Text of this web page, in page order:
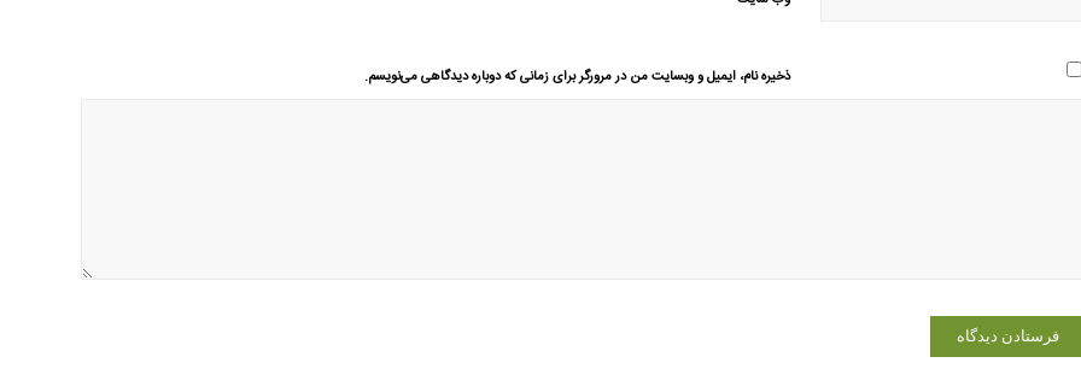
ذخیره نام، ایمیل و وبسایت من در مرورگر برای زمانی که دوباره دیدگاهی می‌نویسم.